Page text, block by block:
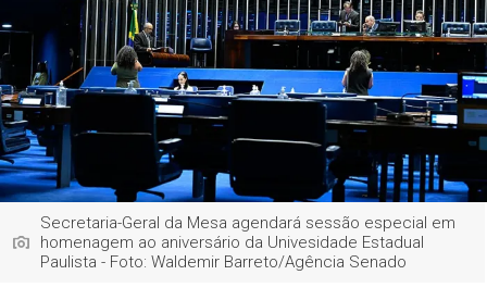
Secretaria-Geral da Mesa agendará sessão especial em
homenagem ao aniversário da Univesidade Estadual
Paulista - Foto: Waldemir Barreto/Agência Senado